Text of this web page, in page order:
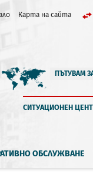
Карта на сайта
ПЪТУВАМ
СИТУАЦИОНЕН
ОБСЛУЖВАНЕ